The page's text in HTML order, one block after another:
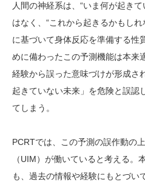
人間の神経系は、“いま何が起き
はなく、“これから起きるかもし
に基づいて身体反応を準備する性
めに備わったこの予測機能は本来
経験から誤った意味づけが形成さ
起きていない未来」を危険と誤認
てしまう。
PCRTでは、この予測の誤作動の
（UIM）が働いていると考える。
も、過去の情報や経験にもとづい